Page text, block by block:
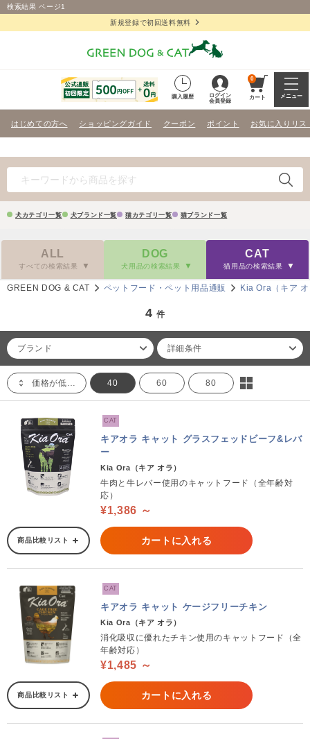
検索結果 ページ1
新規登録で初回送料無料
購入履歴
ログイン
会員登録
0
カート メニュー
はじめての方へ ショッピングガイド クーポン ポイント お気に入りリス
犬カテゴリ一覧 犬ブランド一覧 猫カテゴリ一覧 猫ブランド一覧
ALL
すべての検索結果
DOG
犬用品の検索結果
CAT
猫用品の検索結果
GREEN DOG & CAT ペットフード・ペット用品通販 Kia Ora（キア
4 件
ブランド 詳細条件
価格が低い順 40 60 80
CAT
キアオラ キャット グラスフェッドビーフ&レバ
ー
Kia Ora（キア オラ）
牛肉と牛レバー使用のキャットフード（全年齢対
応）
¥1,386 ～
商品比較リスト カートに入れる
CAT
キアオラ キャット ケージフリーチキン
Kia Ora（キア オラ）
消化吸収に優れたチキン使用のキャットフード（全
年齢対応）
¥1,485 ～
商品比較リスト カートに入れる